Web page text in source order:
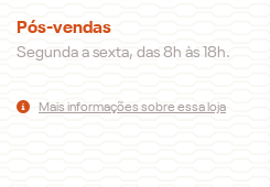
Pós-vendas
Segunda a sexta, das 8h às 18h.
Mais informações sobre essa loja